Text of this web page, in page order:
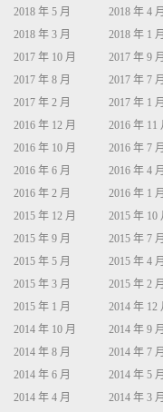
2018 年 5 月
2018 年 4 月
2018 年 3 月
2018 年 1 月
2017 年 10 月
2017 年 9 月
2017 年 8 月
2017 年 7 月
2017 年 2 月
2017 年 1 月
2016 年 12 月
2016 年 11
2016 年 10 月
2016 年 7 月
2016 年 6 月
2016 年 4 月
2016 年 2 月
2016 年 1 月
2015 年 12 月
2015 年 10
2015 年 9 月
2015 年 7 月
2015 年 5 月
2015 年 4 月
2015 年 3 月
2015 年 2 月
2015 年 1 月
2014 年 12
2014 年 10 月
2014 年 9 月
2014 年 8 月
2014 年 7 月
2014 年 6 月
2014 年 5 月
2014 年 4 月
2014 年 3 月